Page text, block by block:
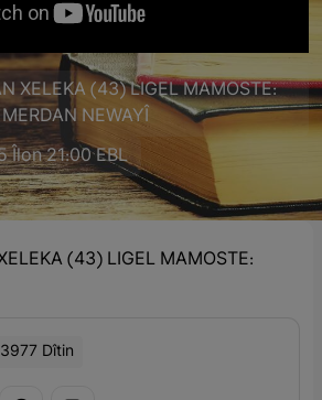
XELEKA (43) LIGEL MAMOSTE:
MERDAN NEWAYÎ
Îlon 21:00 EBL
(43) LIGEL MAMOSTE:
3977 Dîtin